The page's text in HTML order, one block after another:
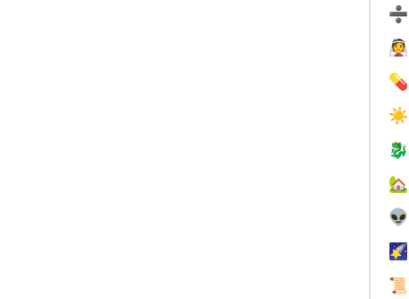
➗
👰
💊
☀️
🐉
🏡
👽
🌠
📜